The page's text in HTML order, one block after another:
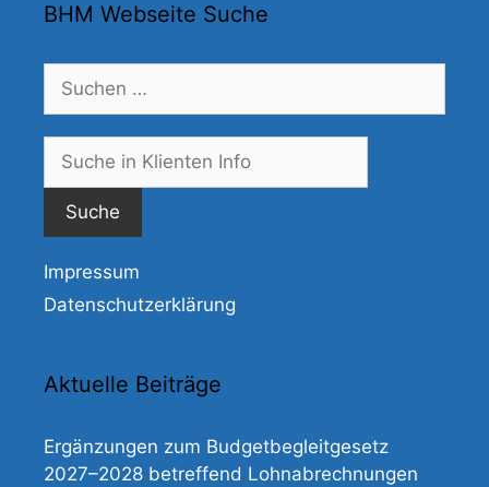
BHM Webseite Suche
Suchen
nach:
Impressum
Datenschutzerklärung
Aktuelle Beiträge
Ergänzungen zum Budgetbegleitgesetz
2027–2028 betreffend Lohnabrechnungen